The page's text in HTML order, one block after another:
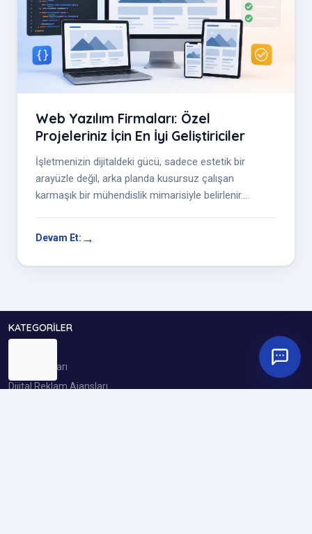
Web Yazılım Firmaları: Özel
Projeleriniz İçin En İyi Geliştiriciler
İşletmenizin dijitaldeki gücü, sadece estetik bir
arayüzle değil, arka planda kusursuz çalışan
karmaşık bir mühendislik mimarisiyle belirlenir.
Devam Et:
KATEGORILER
GEO Ajansları
Dijital Reklam Ajansları